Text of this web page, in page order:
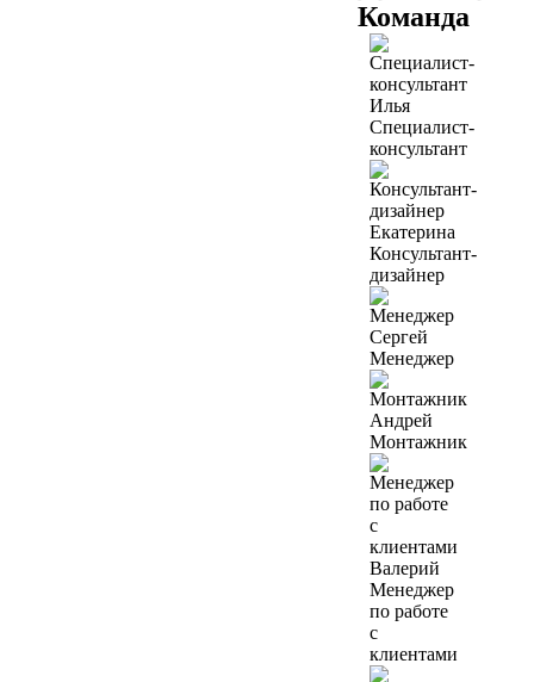
Команда
Илья
Специалист-
консультант
Екатерина
Консультант-
дизайнер
Сергей
Менеджер
Андрей
Монтажник
Валерий
Менеджер
по работе
с
клиентами